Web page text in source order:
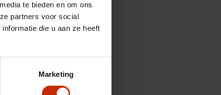
te bieden en om ons
partners voor social
die u aan ze heeft
Marketing